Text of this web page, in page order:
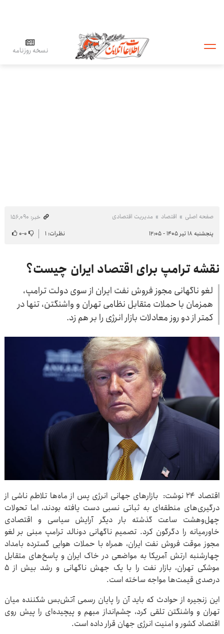
نسخه روزنامه
صفحه اصلی اقتصاد مدیریت اقتصادی
خبر: ۱۵۶٬۰۹۰
پنجشنبه ۱۸ تیر ۱۴۰۵ - ۱۲:۰۵
نظرات: ۱ ۰-۰
نقشه ترامپ برای اقتصاد ایران چیست؟
لغو ناگهانی مجوز فروش نفت ایران از سوی دولت ترامپ،
همزمان با حملات متقابل نظامی تهران و واشنگتن، تنها در
کمتر از دو روز معادلات بازار انرژی را بر هم زد.
اقتصاد ۲۴ نوشت: بازارهای جهانی انرژی پس از ماه‌ها تلاطم ناشی از
درگیری‌های منطقه‌ای به ثباتی نسبی دست یافته بودند، اما تحولات
چهل‌وهشت ساعت گذشته بار دیگر آرایش سیاسی و اقتصادی
خاورمیانه را دگرگون کرد. تصمیم ناگهانی دونالد ترامپ مبنی بر لغو
مجوز موقت فروش نفت ایران، همراه با حملات هوایی گسترده بامداد
چهارشنبه ارتش آمریکا به مواضعی در خاک ایران و پاسخ‌های متقابل
موشکی تهران، بازار نفت را با یک جهش ناگهانی و رشد بیش از ۵
درصدی قیمت‌ها مواجه ساخته است.
این زنجیره از حوادث که باید آن را پایان رسمی آتش‌بس شکننده میان
تهران و واشنگتن تلقی کرد، چشم‌انداز مبهم و پیچیده‌ای را پیش روی
اقتصاد کشور و امنیت انرژی جهان قرار داده است.